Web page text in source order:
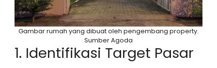
Gambar rumah yang dibuat oleh pengembang property.
Sumber Agoda
1. Identifikasi Target Pasar